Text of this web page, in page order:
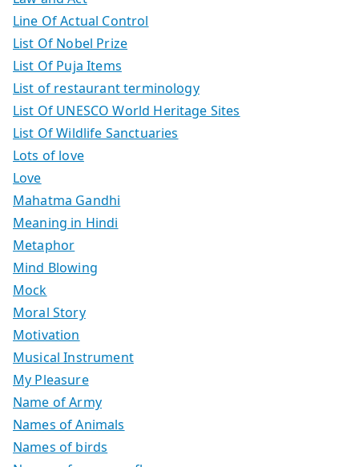
Line Of Actual Control
List Of Nobel Prize
List Of Puja Items
List of restaurant terminology
List Of UNESCO World Heritage Sites
List Of Wildlife Sanctuaries
Lots of love
Love
Mahatma Gandhi
Meaning in Hindi
Metaphor
Mind Blowing
Mock
Moral Story
Motivation
Musical Instrument
My Pleasure
Name of Army
Names of Animals
Names of birds